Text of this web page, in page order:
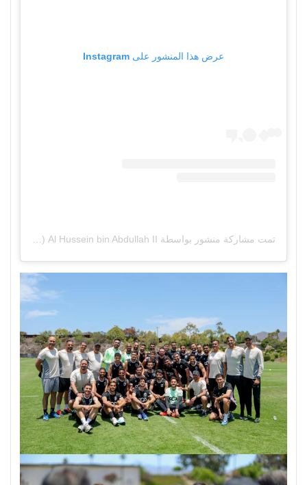
عرض هذا المنشور على Instagram
تمت مشاركة منشور بواسطة ‏‎Al Hussein bin Abdullah II‎‏ (@‏‎alhusseinjo‎‏)